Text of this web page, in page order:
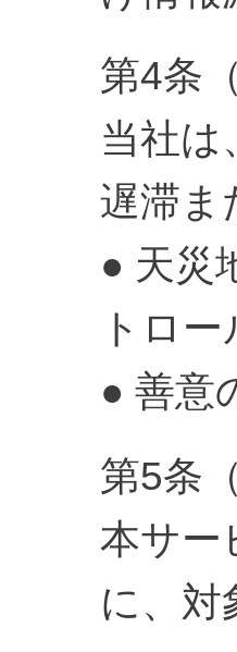
第4条
当社は
遅滞ま
● 天災
トロ
● 善意
第5条
本サー
に、対